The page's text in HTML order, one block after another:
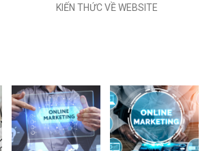
KIẾN THỨC VỀ WEBSITE